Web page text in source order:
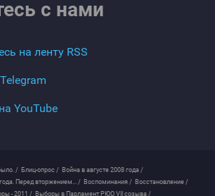
с нами
на ленту RSS
YouTube
/ Блиц-опрос / Война в августе 2008 года /
Перед вторжением... / Воспоминания / Восстановление /
- 2011 / Выборы в Парламент РЮО VII созыва /